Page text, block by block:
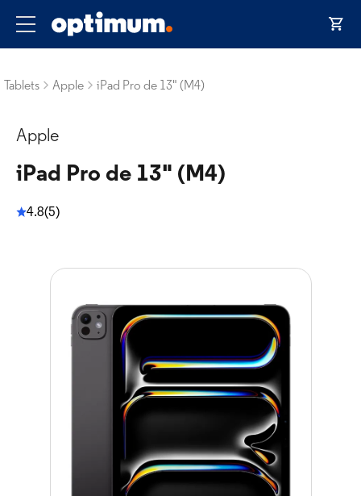
Tablets Apple iPad Pro de 13" (M4)
Apple
iPad Pro de 13" (M4)
4.8(5)